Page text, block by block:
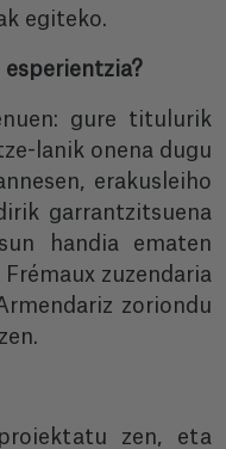
egiteko.
esperientzia?
gure titulurik
lanik onena dugu
erakusleiho
garrantzitsuena
handia ematen
zuzendaria
zoriondu
zen, eta